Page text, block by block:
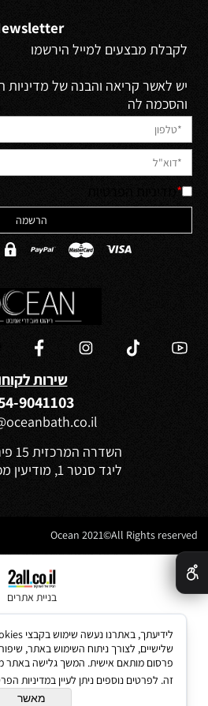
לקבלת מבצעים למייל הירשמו
יש לאשר קריאה והבנה של
והסכמה לה
*
שירות
9041103
השדרה המרכזית 15 פינת המעיין 30
ליגד סנטר 1, מודיעין מכבים רעות
בניית אתרים
שלישיים, לצורך ניתוח השימוש באתר,
פרסום מותאם אישית. המשך גלישה באתר
זה. לפרטים נוספים ניתן לעיין במדיניות
מאשר